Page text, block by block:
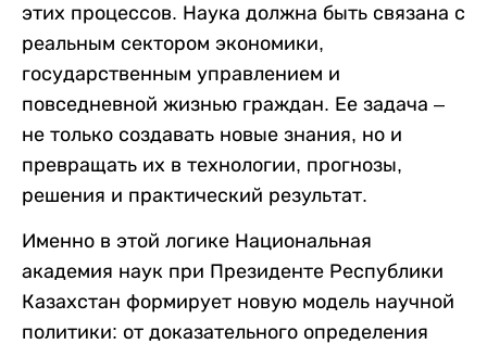
этих процессов. Наука должна быть связана с
реальным сектором экономики,
государственным управлением и
повседневной жизнью граждан. Ее задача –
не только создавать новые знания, но и
превращать их в технологии, прогнозы,
решения и практический результат.
Именно в этой логике Национальная
академия наук при Президенте Республики
Казахстан формирует новую модель научной
политики: от доказательного определения